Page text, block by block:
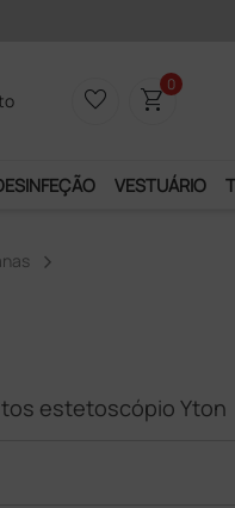
favorite_border shopping_cart0
VESTUÁRIO
estetoscópio Yton